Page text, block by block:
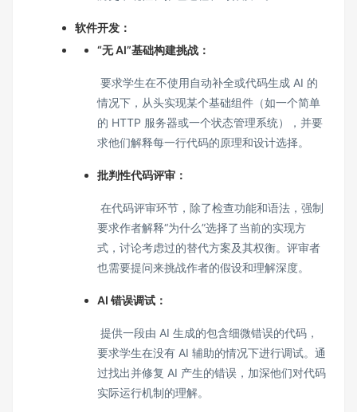
软件开发：
“无 AI”基础构建挑战：
要求学生在不使用自动补全或代码生成 AI 的
情况下，从头实现某个基础组件（如一个简单
的 HTTP 服务器或一个状态管理系统），并要
求他们解释每一行代码的原理和设计选择。
批判性代码评审：
在代码评审环节，除了检查功能和语法，强制
要求作者解释“为什么”选择了当前的实现方
式，讨论考虑过的替代方案及其权衡。评审者
也需要提问来挑战作者的假设和理解深度。
AI 错误调试：
提供一段由 AI 生成的包含细微错误的代码，
要求学生在没有 AI 辅助的情况下进行调试。通
过找出并修复 AI 产生的错误，加深他们对代码
实际运行机制的理解。